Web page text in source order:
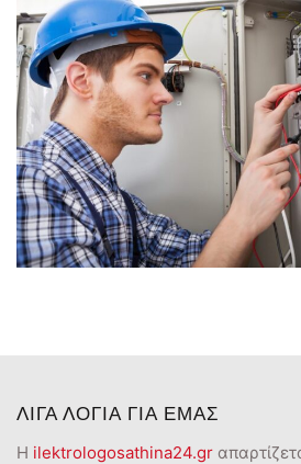
ΛΙΓΑ ΛΟΓΙΑ ΓΙΑ ΕΜΑΣ
Η ilektrologosathina24.gr